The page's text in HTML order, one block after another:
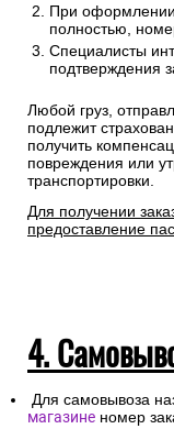
При
полностью,
Специалисты
подтверждения
Любой груз,
подлежит
получить
повреждения или
транспортировки.
Для получении
предоставление
4.
Для самовывоза
магазине номер